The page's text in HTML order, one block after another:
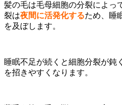
髪の毛は毛母細胞の分裂によっ
裂は夜間に活発化するため、睡
を及ぼします。
睡眠不足が続くと細胞分裂が鈍
を招きやすくなります。